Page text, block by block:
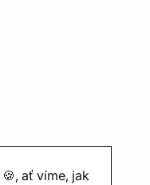
🍪, ať víme, jak